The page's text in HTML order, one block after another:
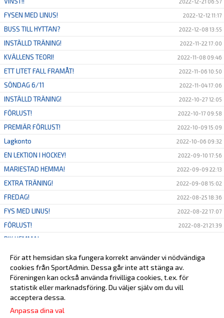
FYSEN MED LINUS! 2022-12-12 11:17
BUSS TILL HYTTAN? 2022-12-08 13:55
INSTÄLLD TRÄNING! 2022-11-22 17:00
KVÄLLENS TEORI! 2022-11-08 09:46
ETT LITET FALL FRAMÅT! 2022-11-06 10:50
SÖNDAG 6/11 2022-11-04 17:06
INSTÄLLD TRÄNING! 2022-10-27 12:05
FÖRLUST! 2022-10-17 09:58
PREMIÄR FÖRLUST! 2022-10-09 15:09
Lagkonto 2022-10-06 09:32
EN LEKTION I HOCKEY! 2022-09-10 17:56
MARIESTAD HEMMA! 2022-09-09 22:13
EXTRA TRÄNING! 2022-09-08 15:02
FREDAG! 2022-08-25 18:36
FYS MED LINUS! 2022-08-22 17:07
FÖRLUST! 2022-08-21 21:39
BIK HEMMA!
VECKA 33! 2022-08-12 17:01
inloggning nya sportAdmin 2021-11-30 17:26
För att hemsidan ska fungera korrekt använder vi nödvändiga
cookies från SportAdmin. Dessa går inte att stänga av.
Föreningen kan också använda frivilliga cookies, t.ex. för
statistik eller marknadsföring. Du väljer själv om du vill
acceptera dessa.
Anpassa dina val